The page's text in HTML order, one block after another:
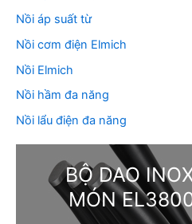
Nồi áp suất từ
Nồi cơm điện Elmich
Nồi Elmich
Nồi hầm đa năng
Nồi lẩu điện đa năng
BỘ DAO
MÓN